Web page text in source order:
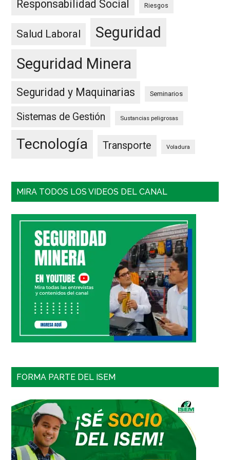
Responsabilidad Social Riesgos
Salud Laboral
Seguridad
Seguridad Minera
Seguridad y Maquinarias Seminarios
Sistemas de Gestión Sustancias peligrosas
Tecnología Transporte Voladura
MIRA TODOS LOS VIDEOS DEL CANAL
FORMA PARTE DEL ISEM